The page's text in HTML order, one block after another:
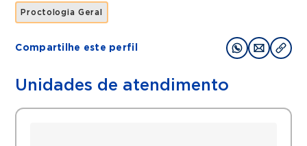
Proctologia Geral
Compartilhe este perfil
Unidades de atendimento